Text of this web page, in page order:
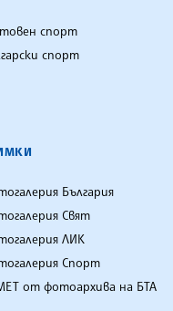
спорт
спорт
България
Свят
ЛИК
Спорт
от фотоархива на БТА